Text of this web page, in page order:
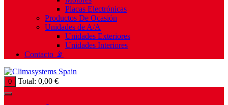
Placas Electrónicas
Productos De Ocasión
Unidades de A/A
Unidades Exteriores
Unidades Interiores
Contacto 📡
0 Total: 0,00 €